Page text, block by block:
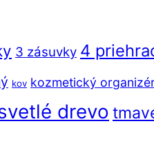
3 zásuvky 4
kov kozmetický
drevo